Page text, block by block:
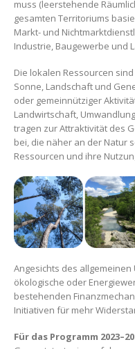
muss (leerstehende
gesamten Territoriums
Markt- und
Industrie, Baugewerbe und
Die lokalen Ressourcen
Sonne, Landschaft und
oder gemeinnütziger
Landwirtschaft,
tragen zur Attraktivität des
bei, die näher an der Natur
Ressourcen und ihre
Angesichts des allgemeinen
ökologische oder
bestehenden
Initiativen für mehr
Für das Programm